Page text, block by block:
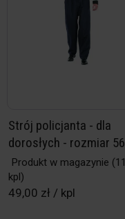
Strój policjanta - dla
dorosłych - rozmiar 56
Produkt w magazynie (11
kpl)
49,00 zł / kpl